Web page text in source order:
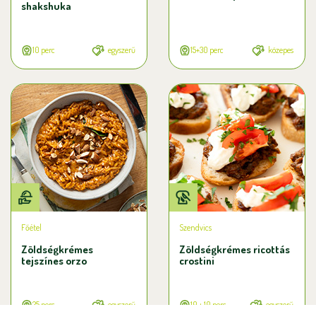
shakshuka
10 perc egyszerű 15+30 perc közepes
Főétel
Zöldségkrémes
tejszínes orzo
25 perc egyszerű
Szendvics
Zöldségkrémes ricottás
crostini
10 + 10 perc egyszerű